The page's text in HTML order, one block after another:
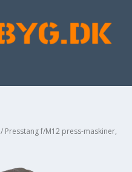
/ Presstang f/M12 press-maskiner,